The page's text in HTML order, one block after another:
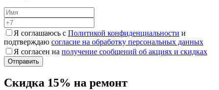
Я соглашаюсь с Политикой конфиденциальности и
подтверждаю согласие на обработку персональных данных
Я согласен на получение сообщений об акциях и скидках
Скидка 15% на ремонт